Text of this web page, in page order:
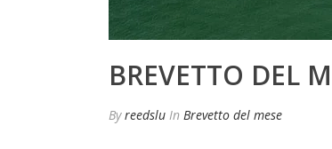
BREVETTO DEL
Byreedslu In Brevetto del mese